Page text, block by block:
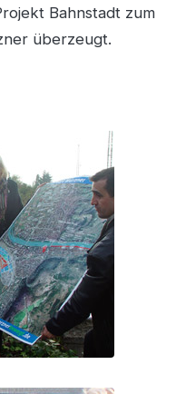
Bahnstadt zum
überzeugt.